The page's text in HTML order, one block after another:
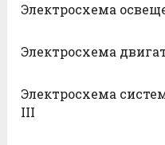
Электросхема
Электросхема
Электросхема
III